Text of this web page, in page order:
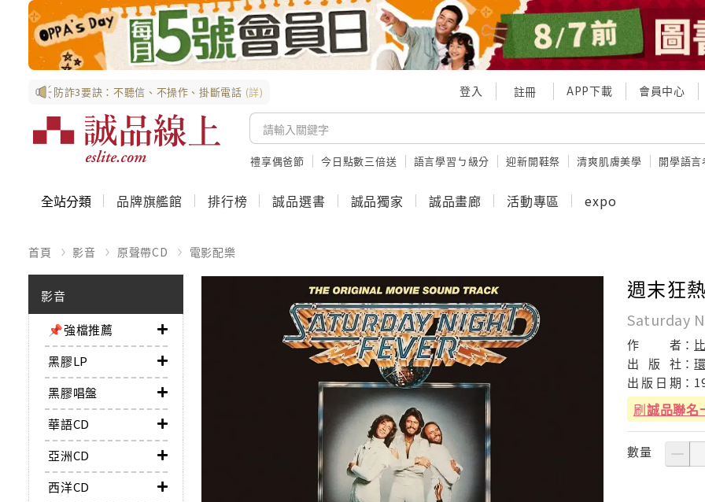
防詐3要訣：不聽信、不操作、掛斷電話 (詳) 登入 註冊 APP下載 會員中心
禮享偶爸節 今日點數三倍送 語言學習ㄅ級分 迎新開鞋祭 清爽肌膚美學 開學語
全站分類 品牌旗艦館 排行榜 誠品選書 誠品獨家 誠品畫廊 活動專區 expo
首頁 影音 原聲帶CD 電影配樂
影音
📌強檔推薦
黑膠LP
黑膠唱盤
華語CD
亞洲CD
西洋CD
週末狂
Saturday
作 者：
出
版 社：
出 版 日 期：
刷誠品聯名
數量